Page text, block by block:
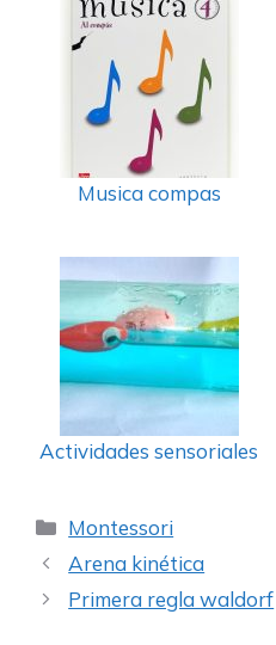
Musica compas
Actividades sensoriales
Categorías
Montessori
Arena kinética
Primera regla waldorf